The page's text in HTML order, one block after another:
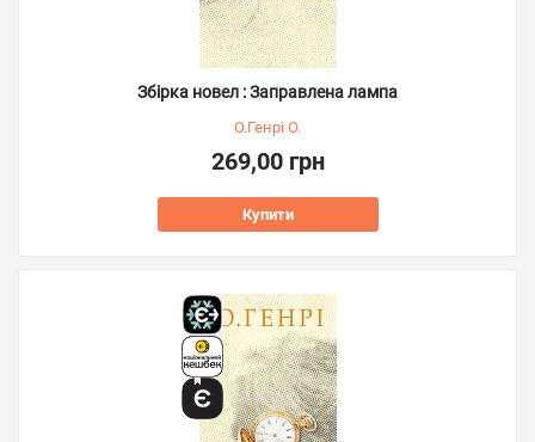
Збірка новел : Заправлена лампа
О.Генрі О.
269,00 грн
Купити